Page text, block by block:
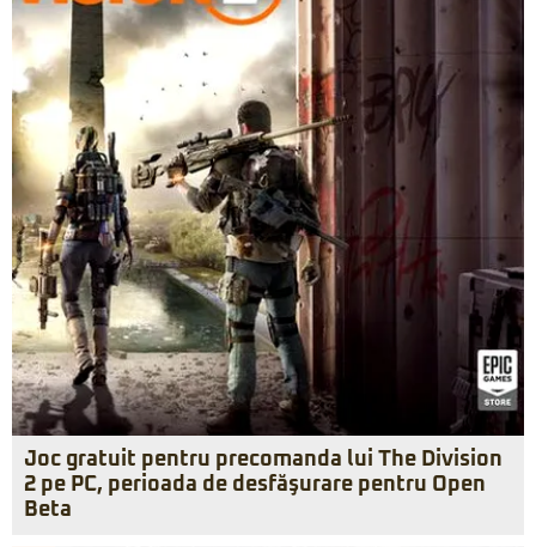
Joc gratuit pentru precomanda lui The Division
2 pe PC, perioada de desfăşurare pentru Open
Beta